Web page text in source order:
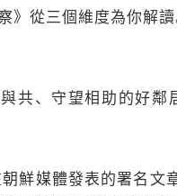
從三個維度為你解讀
、守望相助的好鄰
媒體發表的署名文章